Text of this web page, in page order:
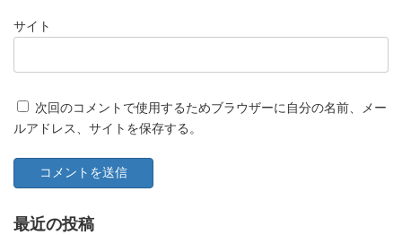
サイト
次回のコメントで使用するためブラウザーに自分の名前、メー
ルアドレス、サイトを保存する。
最近の投稿